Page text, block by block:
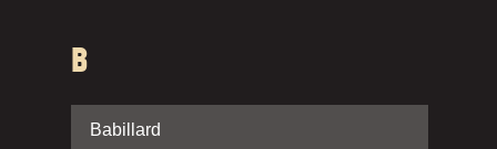
B
Babillard